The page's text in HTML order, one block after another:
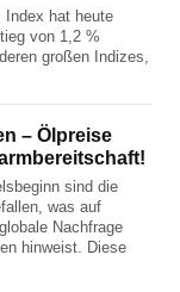
Index hat heute
von 1,2 %
großen Indizes,
– Ölpreise
sind die
was auf
Nachfrage
hinweist. Diese